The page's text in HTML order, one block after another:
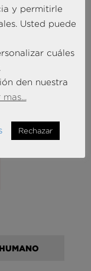
de
y permitirle
Usted puede
cuáles
den nuestra
mas...
Rechazar